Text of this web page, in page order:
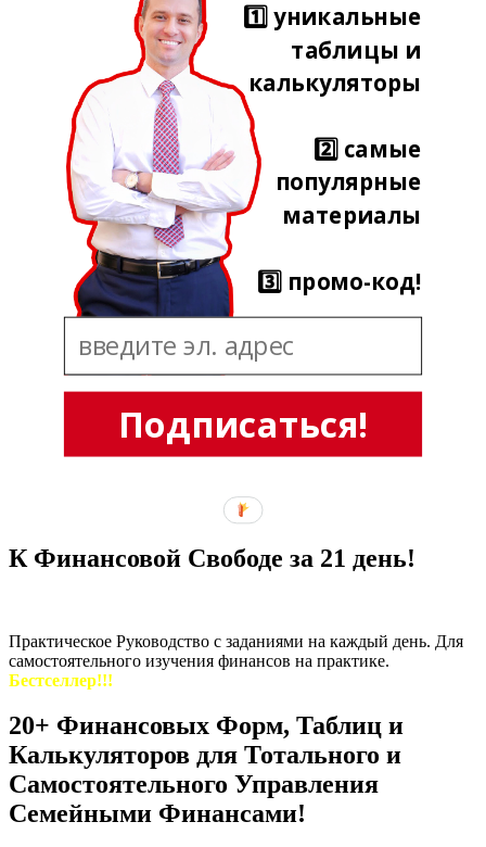
Подписаться!
1️⃣ уникальные
таблицы и
калькуляторы
2️⃣ самые
популярные
материалы
3️⃣ промо-код!
К Финансовой Свободе за 21 день!
Практическое Руководство с заданиями на каждый день. Для
самостоятельного изучения финансов на практике.
Бестселлер!!!
20+ Финансовых Форм, Таблиц и
Калькуляторов для Тотального и
Самостоятельного Управления
Семейными Финансами!